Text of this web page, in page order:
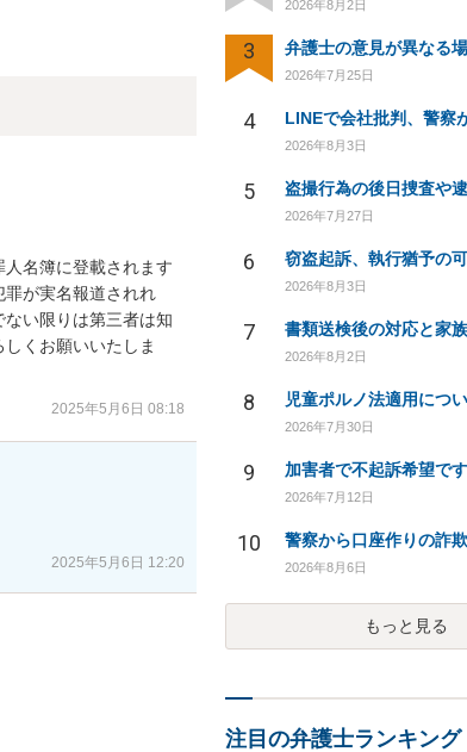
名簿に登載されます
が実名報道されれ
い限りは第三者は知
くお願いいたしま
2025年5月6日 08:18
2025年5月6日 12:20
2026年8月2日
3
2026年7月25日
4
2026年8月3日
5
2026年7月27日
6 窃盗起訴、執行猶予の
2026年8月3日
7
2026年8月2日
8 児童ポルノ法適用につ
2026年7月30日
9 加害者で不起訴希望です
2026年7月12日
10
2026年8月6日
もっと見る
注目の弁護士ランキング